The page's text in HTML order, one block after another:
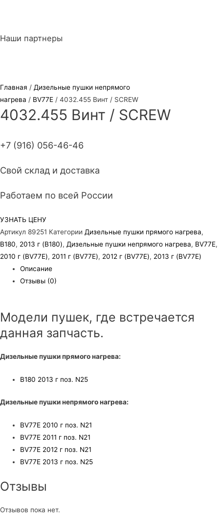
Наши партнеры
Главная / Дизельные пушки непрямого
нагрева / BV77E / 4032.455 Винт / SCREW
4032.455 Винт / SCREW
+7 (916) 056-46-46
Свой склад и доставка
Работаем по всей России
УЗНАТЬ ЦЕНУ
Артикул 89251 Категории Дизельные пушки прямого нагрева,
B180, 2013 г (B180), Дизельные пушки непрямого нагрева, BV77E,
2010 г (BV77E), 2011 г (BV77E), 2012 г (BV77E), 2013 г (BV77E)
Описание
Отзывы (0)
Модели пушек, где встречается
данная запчасть.
Дизельные пушки прямого нагрева:
B180 2013 г поз. N25
Дизельные пушки непрямого нагрева:
BV77E 2010 г поз. N21
BV77E 2011 г поз. N21
BV77E 2012 г поз. N21
BV77E 2013 г поз. N25
Отзывы
Отзывов пока нет.